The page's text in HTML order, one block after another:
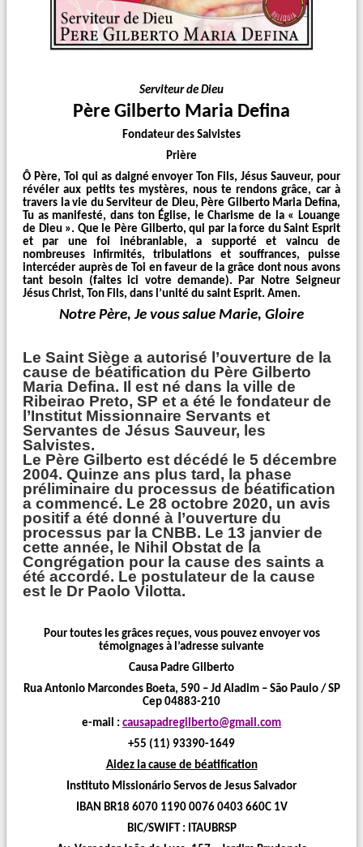
Serviteur de Dieu
Père Gilberto Maria Defina
Fondateur des Salvistes
Prière
Ô Père, Toi qui as daigné envoyer Ton Fils, Jésus Sauveur, pour
révéler aux petits tes mystères, nous te rendons grâce, car à
travers la vie du Serviteur de Dieu, Père Gilberto Maria Defina,
Tu as manifesté, dans ton Église, le Charisme de la « Louange
de Dieu ». Que le Père Gilberto, qui par la force du Saint Esprit
et par une foi inébranlable, a supporté et vaincu de
nombreuses infirmités, tribulations et souffrances, puisse
intercéder auprès de Toi en faveur de la grâce dont nous avons
tant besoin (faites ici votre demande). Par Notre Seigneur
Jésus Christ, Ton Fils, dans l’unité du saint Esprit. Amen.
Notre Père, Je vous salue Marie, Gloire
Le Saint Siège a autorisé l’ouverture de la
cause de béatification du Père Gilberto
Maria Defina. Il est né dans la ville de
Ribeirao Preto, SP et a été le fondateur de
l’Institut Missionnaire Servants et
Servantes de Jésus Sauveur, les
Salvistes.
Le Père Gilberto est décédé le 5 décembre
2004. Quinze ans plus tard, la phase
préliminaire du processus de béatification
a commencé. Le 28 octobre 2020, un avis
positif a été donné à l’ouverture du
processus par la CNBB. Le 13 janvier de
cette année, le Nihil Obstat de la
Congrégation pour la cause des saints a
été accordé. Le postulateur de la cause
est le Dr Paolo Vilotta.
Pour toutes les grâces reçues, vous pouvez envoyer vos
témoignages à l’adresse suivante
Causa Padre Gilberto
Rua Antonio Marcondes Boeta, 590 – Jd Aladim – São Paulo / SP
Cep 04883-210
e-mail : causapadregilberto@gmail.com
+55 (11) 93390-1649
Aidez la cause de béatification
Instituto Missionário Servos de Jesus Salvador
IBAN BR18 6070 1190 0076 0403 660C 1V
BIC/SWIFT : ITAUBRSP